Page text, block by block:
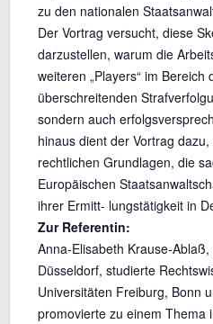
zu den nationalen
Der Vortrag versucht, diese
darzustellen, warum die
weiteren „Players“ im Bereich
überschreitenden
sondern auch
hinaus dient der Vortrag
rechtlichen Grundlagen, die
Europäischen
ihrer Ermitt- lungstätigkeit in
Zur Referentin:
Anna-Elisabeth Krause-
Düsseldorf, studierte
Universitäten Freiburg, Bonn
promovierte zu einem Thema